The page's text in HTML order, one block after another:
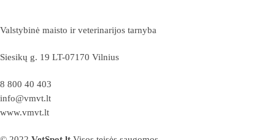
Valstybinė maisto ir veterinarijos tarnyba
Siesikų g. 19 LT-07170 Vilnius
8 800 40 403
info@vmvt.lt
www.vmvt.lt